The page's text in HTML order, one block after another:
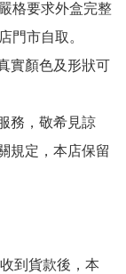
格要求外盒完整
門市自取。
實顏色及形狀可
務，敬希見諒
規定，本店保留
到貨款後，本